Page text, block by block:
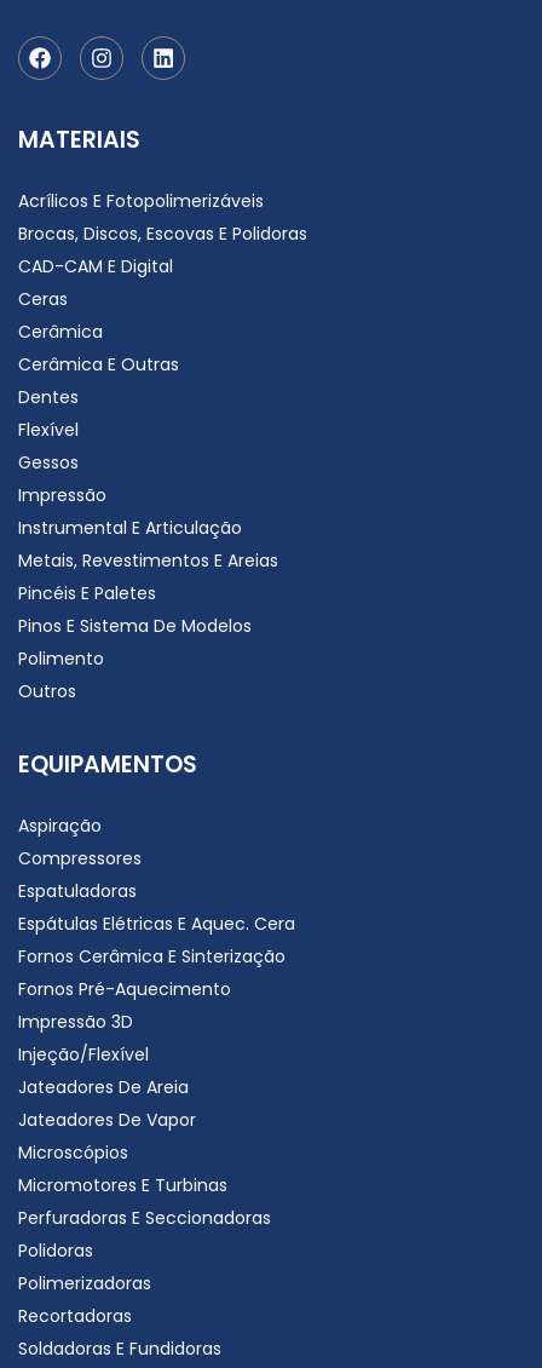
MATERIAIS
Acrílicos E Fotopolimerizáveis
Brocas, Discos, Escovas E Polidoras
CAD-CAM E Digital
Ceras
Cerâmica
Cerâmica E Outras
Dentes
Flexível
Gessos
Impressão
Instrumental E Articulação
Metais, Revestimentos E Areias
Pincéis E Paletes
Pinos E Sistema De Modelos
Polimento
Outros
EQUIPAMENTOS
Aspiração
Compressores
Espatuladoras
Espátulas Elétricas E Aquec. Cera
Fornos Cerâmica E Sinterização
Fornos Pré-Aquecimento
Impressão 3D
Injeção/Flexível
Jateadores De Areia
Jateadores De Vapor
Microscópios
Micromotores E Turbinas
Perfuradoras E Seccionadoras
Polidoras
Polimerizadoras
Recortadoras
Soldadoras E Fundidoras